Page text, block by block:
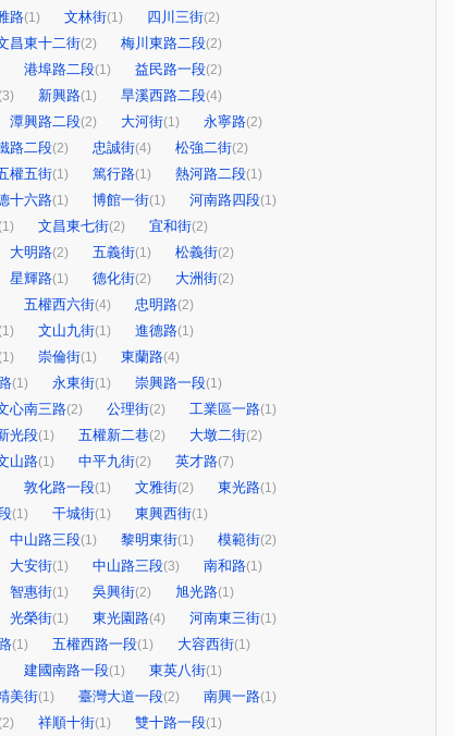
路(1) 文林街(1) 四川三街(2)
昌東十二街(2) 梅川東路二段(2)
港埠路二段(1) 益民路一段(2)
(3) 新興路(1) 旱溪西路二段(4)
潭興路二段(2) 大河街(1) 永寧路(2)
路二段(2) 忠誠街(4) 松強二街(2)
權五街(1) 篤行路(1) 熱河路二段(1)
十六路(1) 博館一街(1) 河南路四段(1)
(1) 文昌東七街(2) 宜和街(2)
大明路(2) 五義街(1) 松義街(2)
星輝路(1) 德化街(2) 大洲街(2)
五權西六街(4) 忠明路(2)
(1) 文山九街(1) 進德路(1)
(1) 崇倫街(1) 東蘭路(4)
(1) 永東街(1) 崇興路一段(1)
心南三路(2) 公理街(2) 工業區一路(1)
光段(1) 五權新二巷(2) 大墩二街(2)
山路(1) 中平九街(2) 英才路(7)
敦化路一段(1) 文雅街(2) 東光路(1)
(1) 干城街(1) 東興西街(1)
中山路三段(1) 黎明東街(1) 模範街(2)
大安街(1) 中山路三段(3) 南和路(1)
智惠街(1) 吳興街(2) 旭光路(1)
光榮街(1) 東光園路(4) 河南東三街(1)
(1) 五權西路一段(1) 大容西街(1)
建國南路一段(1) 東英八街(1)
美街(1) 臺灣大道一段(2) 南興一路(1)
(2) 祥順十街(1) 雙十路一段(1)